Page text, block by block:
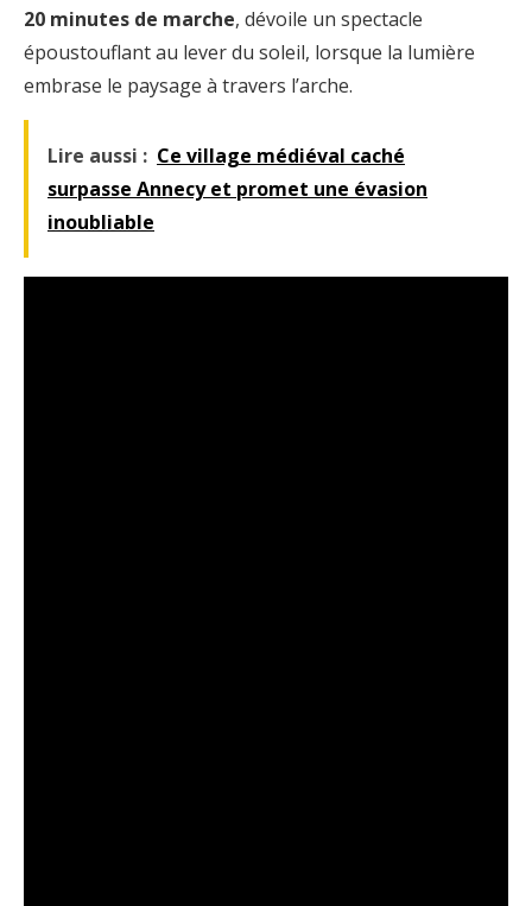
20 minutes de marche, dévoile un spectacle
époustouflant au lever du soleil, lorsque la lumière
embrase le paysage à travers l’arche.
Lire aussi : Ce village médiéval caché
surpasse Annecy et promet une évasion
inoubliable